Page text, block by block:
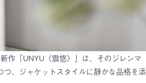
作「UNYU《雲悠》」は、そのジレンマ
、ジャケットスタイルに静かな品格を添